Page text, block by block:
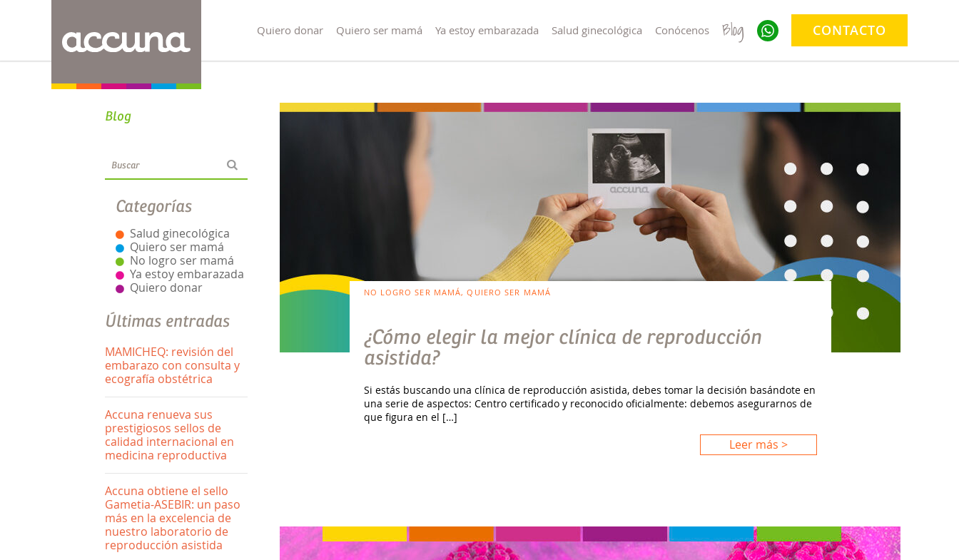
Quiero donar Quiero ser mamá Ya estoy embarazada Salud ginecológica Conócenos Blog CONTACTO
Blog
Categorías
Salud ginecológica
Quiero ser mamá
No logro ser mamá
Ya estoy embarazada
Quiero donar
Últimas entradas
MAMICHEQ: revisión del
embarazo con consulta y
ecografía obstétrica
Accuna renueva sus
prestigiosos sellos de
calidad internacional en
medicina reproductiva
Accuna obtiene el sello
Gametia-ASEBIR: un paso
más en la excelencia de
nuestro laboratorio de
reproducción asistida
NO LOGRO SER MAMÁ, QUIERO SER MAMÁ
¿Cómo elegir la mejor clínica de reproducción
asistida?
Si estás buscando una clínica de reproducción asistida, debes tomar la decisión basándote en
una serie de aspectos: Centro certificado y reconocido oficialmente: debemos asegurarnos de
que figura en el […]
Leer más >